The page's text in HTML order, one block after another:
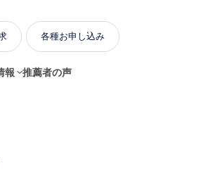
各種お申し込み
報 推薦者の声